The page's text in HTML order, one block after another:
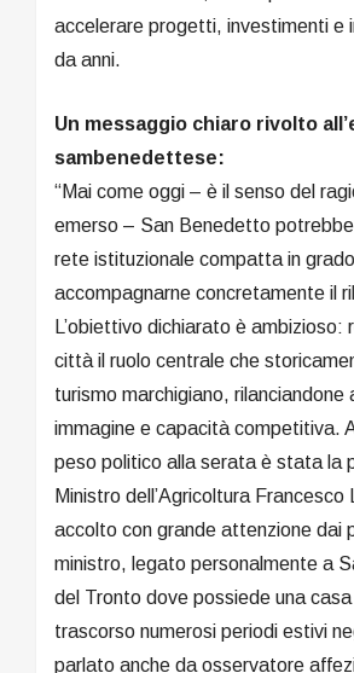
accelerare progetti, investimenti e
da anni.
Un messaggio chiaro rivolto
sambenedettese:
“Mai come oggi – è il senso del
emerso – San Benedetto
rete istituzionale compatta in
accompagnarne concretamente il
L’obiettivo dichiarato è ambizioso:
città il ruolo centrale che
turismo marchigiano,
immagine e capacità competitiva.
peso politico alla serata è stata la
Ministro dell’Agricoltura Francesco
accolto con grande attenzione dai
ministro, legato personalmente a
del Tronto dove possiede una
trascorso numerosi periodi estivi
parlato anche da osservatore